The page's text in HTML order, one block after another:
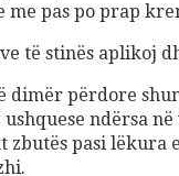
me pas po prap
të stinës aplikoj
dimër përdore
ushquese ndërsa
zbutës pasi lëkura